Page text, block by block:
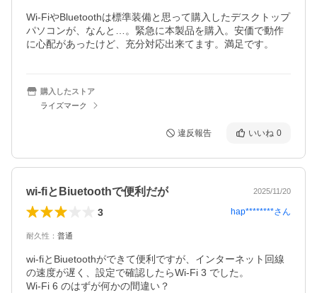
Wi-FiやBluetoothは標準装備と思って購入したデスクトップ
パソコンが、なんと…。緊急に本製品を購入。安価で動作
に心配があったけど、充分対応出来てます。満足です。
購入したストア
ライズマーク
違反報告 いいね 0
wi-fiとBiuetoothで便利だが 2025/11/20
3 hap********さん
耐久性 ： 普通
wi-fiとBiuetoothができて便利ですが、インターネット回線
の速度が遅く、設定で確認したらWi-Fi 3 でした。
Wi-Fi 6 のはずが何かの間違い？